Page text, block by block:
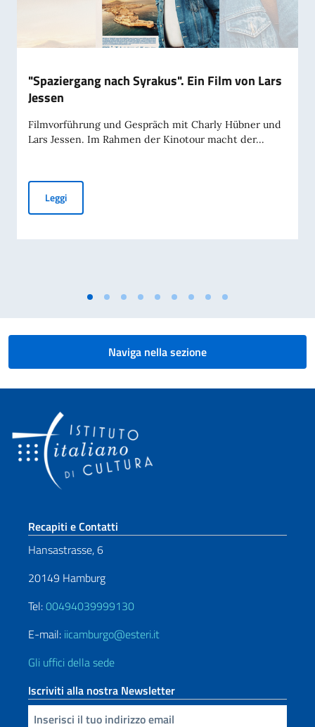
"Spaziergang nach Syrakus". Ein Film von Lars
Jessen
Filmvorführung und Gespräch mit Charly Hübner und
Lars Jessen. Im Rahmen der Kinotour macht der...
Leggi"Spaziergang nach Syrakus". Ein Film von Lars Jessen
Naviga nella sezione
Sezione footer
Recapiti e Contatti
Hansastrasse, 6
20149 Hamburg
Tel:00494039999130
E-mail: iicamburgo@esteri.it
Gli uffici della sede
Iscriviti alla nostra Newsletter
Inserisci la tua email